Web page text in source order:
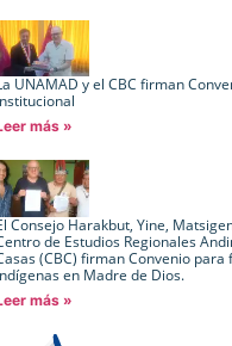
UNAMAD y el CBC firman
más »
Consejo Harakbut, Yine,
de Estudios Regionales
(CBC) firman Convenio
en Madre de Dios.
más »